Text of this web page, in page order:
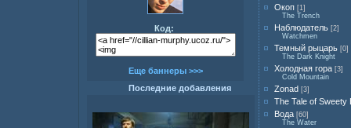
Код:
Еще баннеры >>>
Последние добавления
Окоп [1]
The Trench
Наблюдатель [2]
Watchmen
Темный рыцарь [0]
The Dark Knight
Холодная гора [3]
Cold Mountain
Zonad [3]
The Tale of Sweety
Вода [60]
The Water